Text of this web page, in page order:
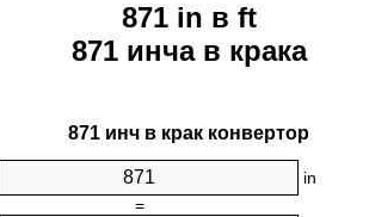
871 in в ft
871 инча в крака
871 инч в крак конвертор
in
=